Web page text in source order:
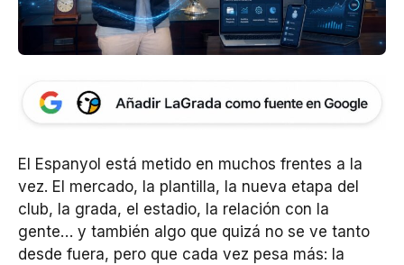
El Espanyol está metido en muchos frentes a la
vez. El mercado, la plantilla, la nueva etapa del
club, la grada, el estadio, la relación con la
gente… y también algo que quizá no se ve tanto
desde fuera, pero que cada vez pesa más: la